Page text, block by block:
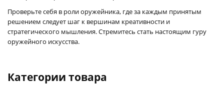
Проверьте себя в роли оружейника, где за каждым принятым
решением следует шаг к вершинам креативности и
стратегического мышления. Стремитесь стать настоящим гуру
оружейного искусства.
Категории товара